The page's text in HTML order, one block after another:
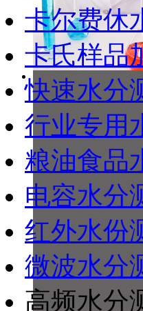
卡尔费休
卡氏样品
快速水分
行业专用
粮油食品
电容水分
红外水份
微波水分
高频水分